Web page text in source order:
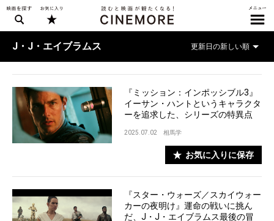
J・J・エイブラムス
『ミッション：インポッシブル3』
イーサン・ハントというキャラクタ
ーを追求した、シリーズの特異点
2025.07.02 相馬学
お気に入りに保存
『スター・ウォーズ／スカイウォー
カーの夜明け』運命の戦いに挑ん
だ、J・J・エイブラムス最後の冒